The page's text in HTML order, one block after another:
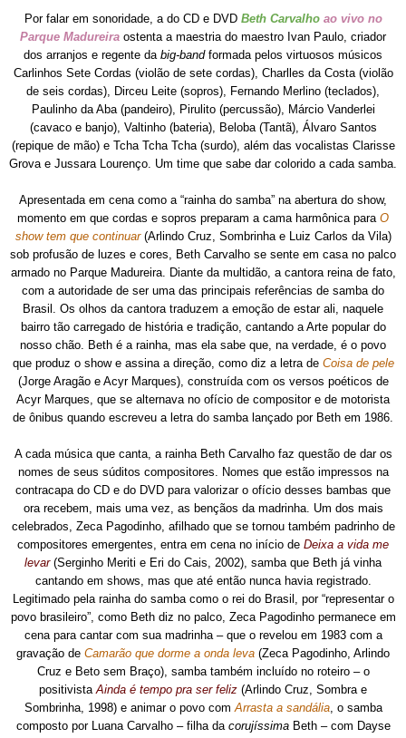
Por falar em sonoridade, a do CD e DVD Beth Carvalho ao vivo no
Parque Madureira ostenta a maestria do maestro Ivan Paulo, criador
dos arranjos e regente da big-bandformada pelos virtuosos músicos
Carlinhos Sete Cordas (violão de sete cordas), Charlles da Costa (violão
de seis cordas), Dirceu Leite (sopros), Fernando Merlino (teclados),
Paulinho da Aba (pandeiro), Pirulito (percussão), Márcio Vanderlei
(cavaco e banjo), Valtinho (bateria), Beloba (Tantã), Álvaro Santos
(repique de mão) e Tcha Tcha Tcha (surdo), além das vocalistas Clarisse
Grova e Jussara Lourenço. Um time que sabe dar colorido a cada samba.
Apresentada em cena como a “rainha do samba” na abertura do show,
momento em que cordas e sopros preparam a cama harmônica para O
show tem que continuar(Arlindo Cruz, Sombrinha e Luiz Carlos da Vila)
sob profusão de luzes e cores, Beth Carvalho se sente em casa no palco
armado no Parque Madureira. Diante da multidão, a cantora reina de fato,
com a autoridade de ser uma das principais referências de samba do
Brasil. Os olhos da cantora traduzem a emoção de estar ali, naquele
bairro tão carregado de história e tradição, cantando a Arte popular do
nosso chão. Beth é a rainha, mas ela sabe que, na verdade, é o povo
que produz o show e assina a direção, como diz a letra de Coisa de pele
(Jorge Aragão e Acyr Marques), construída com os versos poéticos de
Acyr Marques, que se alternava no ofício de compositor e de motorista
de ônibus quando escreveu a letra do samba lançado por Beth em 1986.
A cada música que canta, a rainha Beth Carvalho faz questão de dar os
nomes de seus súditos compositores. Nomes que estão impressos na
contracapa do CD e do DVD para valorizar o ofício desses bambas que
ora recebem, mais uma vez, as bençãos da madrinha. Um dos mais
celebrados, Zeca Pagodinho, afilhado que se tornou também padrinho de
compositores emergentes, entra em cena no início de Deixa a vida me
levar(Serginho Meriti e Eri do Cais, 2002), samba que Beth já vinha
cantando em shows, mas que até então nunca havia registrado.
Legitimado pela rainha do samba como o rei do Brasil, por “representar o
povo brasileiro”, como Beth diz no palco, Zeca Pagodinho permanece em
cena para cantar com sua madrinha – que o revelou em 1983 com a
gravação de Camarão que dorme a onda leva (Zeca Pagodinho, Arlindo
Cruz e Beto sem Braço), samba também incluído no roteiro – o
positivista Ainda é tempo pra ser feliz (Arlindo Cruz, Sombra e
Sombrinha, 1998) e animar o povo com Arrasta a sandália, o samba
composto por Luana Carvalho – filha da corujíssimaBeth – com Dayse